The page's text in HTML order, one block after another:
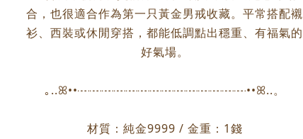
合，也很適合作為第一只黃金男戒收藏。平常搭配襯
衫、西裝或休閒穿搭，都能低調點出穩重、有福氣的
好氣場。
｡..ꕤ••┈┈┈┈┈┈┈┈┈┈┈┈┈┈••ꕤ..。
材質：純金9999 / 金重：1錢